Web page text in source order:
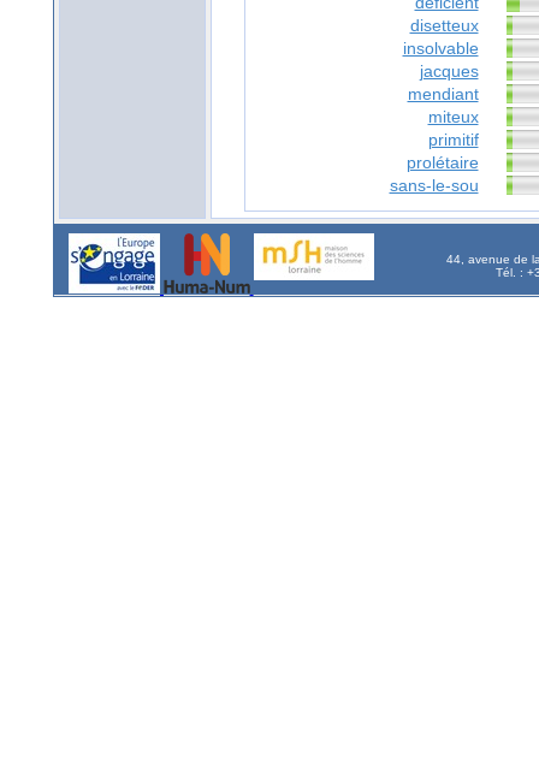
disetteux
insolvable
jacques
mendiant
miteux
primitif
prolétaire
sans-le-sou
44, avenue de
Tél. :